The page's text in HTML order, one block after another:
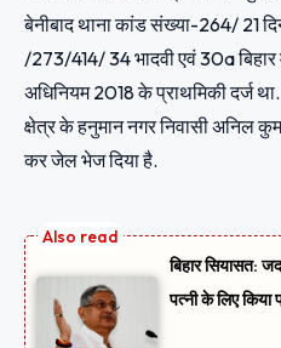
बेनीबाद थाना कांड संख्या-264/ 21
/273/414/ 34 भादवी एवं 30a बिहार
अधिनियम 2018 के प्राथमिकी दर्ज
क्षेत्र के हनुमान नगर निवासी अनिल
कर जेल भेज दिया है.
बिहार सियासत:
पत्नी के लिए किया